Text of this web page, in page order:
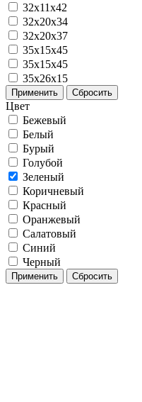
32х11х42
32х20х34
32х20х37
35x15x45
35х15х45
35х26х15
Применить Сбросить
Цвет
Бежевый
Белый
Бурый
Голубой
Зеленый
Коричневый
Красный
Оранжевый
Салатовый
Синий
Черный
Применить Сбросить